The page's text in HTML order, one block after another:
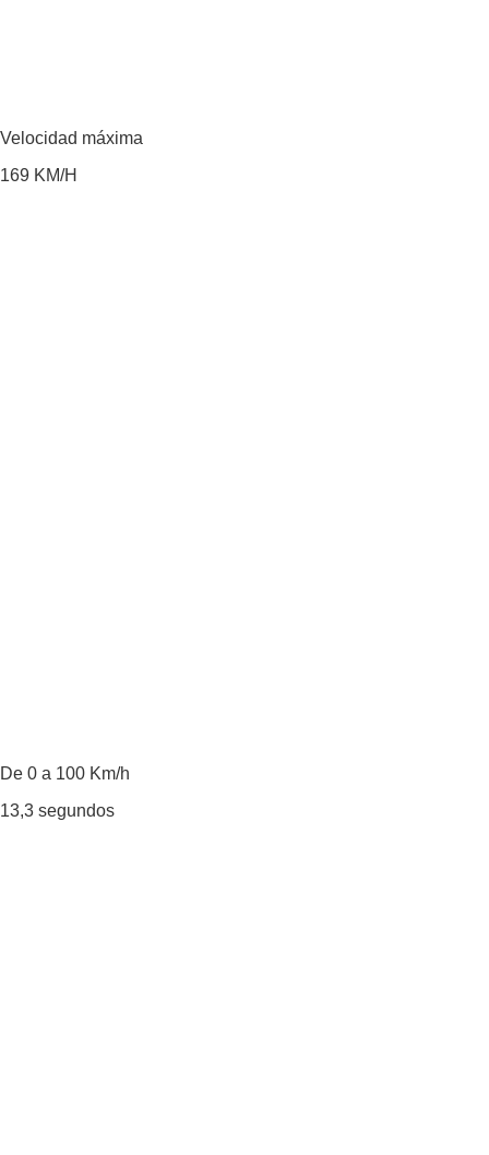
Velocidad máxima
169 KM/H
De 0 a 100 Km/h
13,3 segundos